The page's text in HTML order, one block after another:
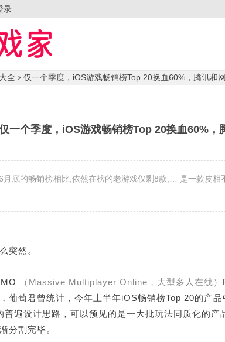
录
全 仅一个季度，iOS游戏畅销榜Top 20换血60%，腾讯和
一个季度，iOS游戏畅销榜Top 20换血60%，
月底的畅销榜相比,依然在榜的老游戏仅剩8款,… 是一款皮相
突然。
（Massive Multiplayer Online，大型多人在线）
葡萄君曾统计，今年上半年iOS畅销榜Top 20的产
普遍设计思路，可以预见的是一大批玩法同质化的产
分割完毕。